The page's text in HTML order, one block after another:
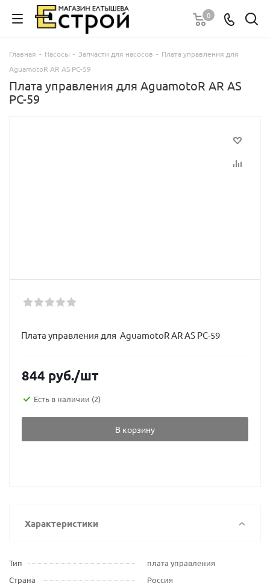
0
Главная - Насосы - Запчасти для насосов - Плата управления для
AguamotoR AR AS PC-59
Плата управления для AguamotoR AR AS
PC-59
Плата управления для AguamotoR AR AS PC-59
844 руб./шт
Есть в наличии (2)
В корзину
Характеристики
Тип
плата управления
Страна
Россия